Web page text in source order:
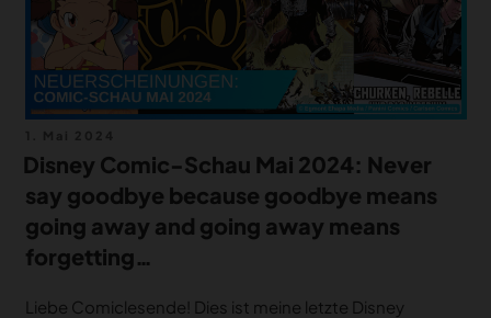
am
Disney Comic-Schau Mai 2024: Never
say goodbye because goodbye means
going away and going away means
forgetting…
Liebe Comiclesende! Dies ist meine letzte Disney